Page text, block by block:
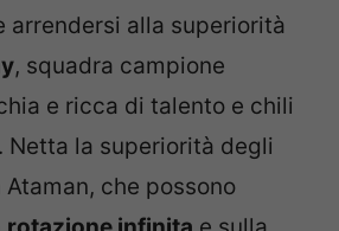
arrendersi alla superiorità
, squadra campione
e ricca di talento e chili
Netta la superiorità degli
che possono